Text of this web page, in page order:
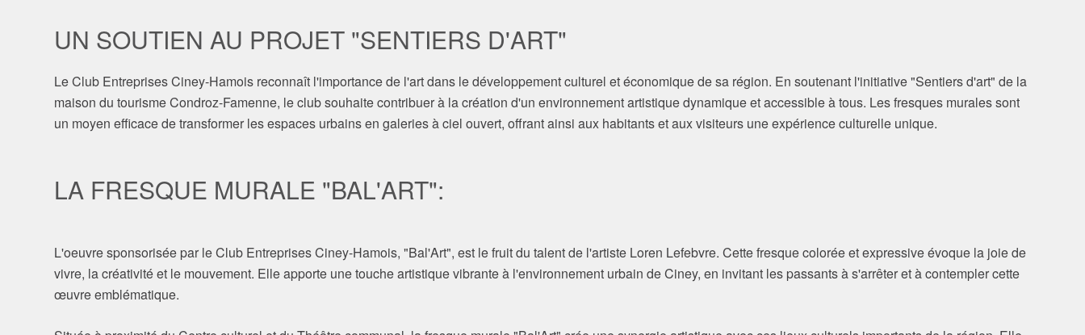
UN SOUTIEN AU PROJET "SENTIERS D'ART"
Le Club Entreprises Ciney-Hamois reconnaît l'importance de l'art dans le développement culturel et économique de sa région. En soutenant l'initiative "Sentiers d'art" de la
maison du tourisme Condroz-Famenne, le club souhaite contribuer à la création d'un environnement artistique dynamique et accessible à tous. Les fresques murales sont
un moyen efficace de transformer les espaces urbains en galeries à ciel ouvert, offrant ainsi aux habitants et aux visiteurs une expérience culturelle unique.
LA FRESQUE MURALE "BAL'ART":
L'oeuvre sponsorisée par le Club Entreprises Ciney-Hamois, "Bal'Art", est le fruit du talent de l'artiste Loren Lefebvre. Cette fresque colorée et expressive évoque la joie de
vivre, la créativité et le mouvement. Elle apporte une touche artistique vibrante à l'environnement urbain de Ciney, en invitant les passants à s'arrêter et à contempler cette
œuvre emblématique.